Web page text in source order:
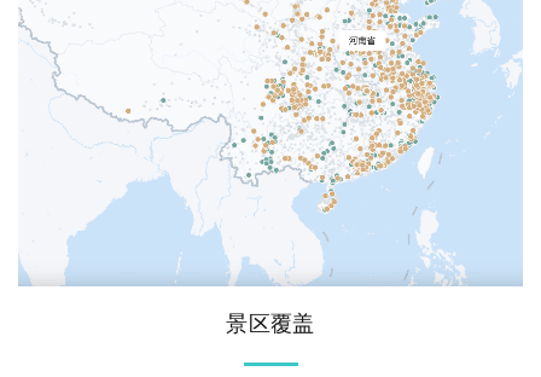
景区覆盖